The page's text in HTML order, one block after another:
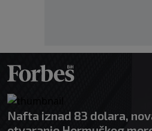
Nafta iznad 83 dolara,